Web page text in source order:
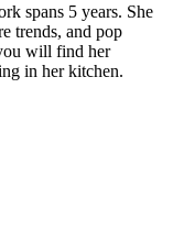
spans 5 years. She
trends, and pop
will find her
in her kitchen.